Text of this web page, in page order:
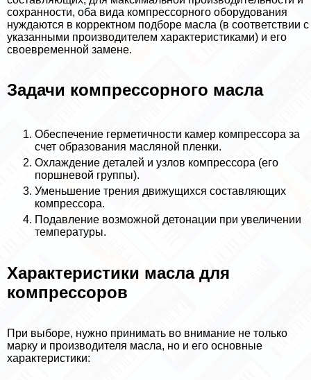
сохранности, оба вида компрессорного оборудования
нуждаются в корректном подборе масла (в соответствии с
указанными производителем хаpaктеристиками) и его
своевременной замене.
Задачи компрессорного масла
Обеспечение герметичности камер компрессора за
счет образования масляной пленки.
Охлаждение деталей и узлов компрессора (его
поршневой группы).
Уменьшение трения движущихся составляющих
компрессора.
Подавление возможной детонации при увеличении
температуры.
Хаpaктеристики масла для
компрессоров
При выборе, нужно принимать во внимание не только
марку и производителя масла, но и его основные
хаpaктеристики: